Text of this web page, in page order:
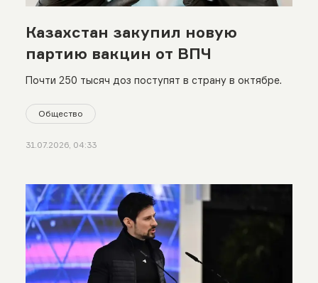
Казахстан закупил новую
партию вакцин от ВПЧ
Почти 250 тысяч доз поступят в страну в октябре.
Общество
31.07.2026, 04:33